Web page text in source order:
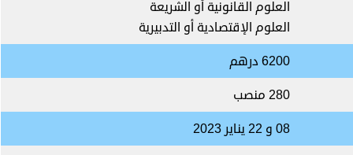
العلوم القانونية أو الشريعة
العلوم الإقتصادية أو التدبيرية
6200 درهم
280 منصب
08 و 22 يناير 2023